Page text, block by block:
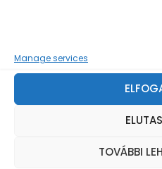
Manage services
TOVÁBBI